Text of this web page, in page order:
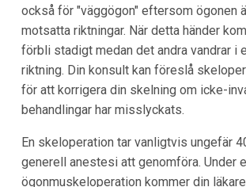
också för "väggögon" eftersom ögonen
motsatta riktningar. När detta händer
förbli stadigt medan det andra vandrar i
riktning. Din konsult kan föreslå
för att korrigera din skelning om icke-
behandlingar har misslyckats.
En skeloperation tar vanligtvis ungefär
generell anestesi att genomföra. Under
ögonmuskeloperation kommer din